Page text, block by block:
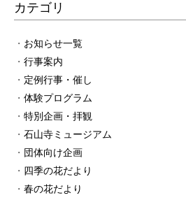
カテゴリ
お知らせ一覧
行事案内
定例行事・催し
体験プログラム
特別企画・拝観
石山寺ミュージアム
団体向け企画
四季の花だより
春の花だより